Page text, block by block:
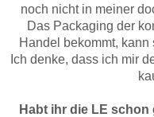
noch nicht in meiner
Das Packaging der
Handel bekommt,
Ich denke, dass ich mir
Habt ihr die LE